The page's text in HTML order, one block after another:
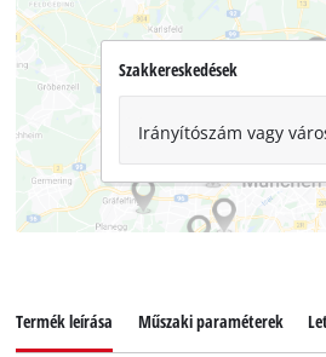
Szakkereskedések
Irányítószám vagy
Termék leírása Műszaki paraméterek